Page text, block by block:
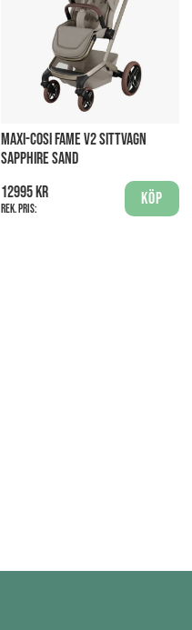
MAXI-COSI FAME V2 SITTVAGN
SAPPHIRE SAND
12995 kr
Rek. pris:
Köp